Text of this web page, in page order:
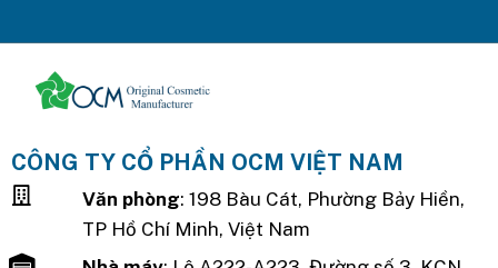
CÔNG TY CỔ PHẦN OCM VIỆT NAM
Văn phòng: 198 Bàu Cát, Phường Bảy Hiền,
TP Hồ Chí Minh, Việt Nam